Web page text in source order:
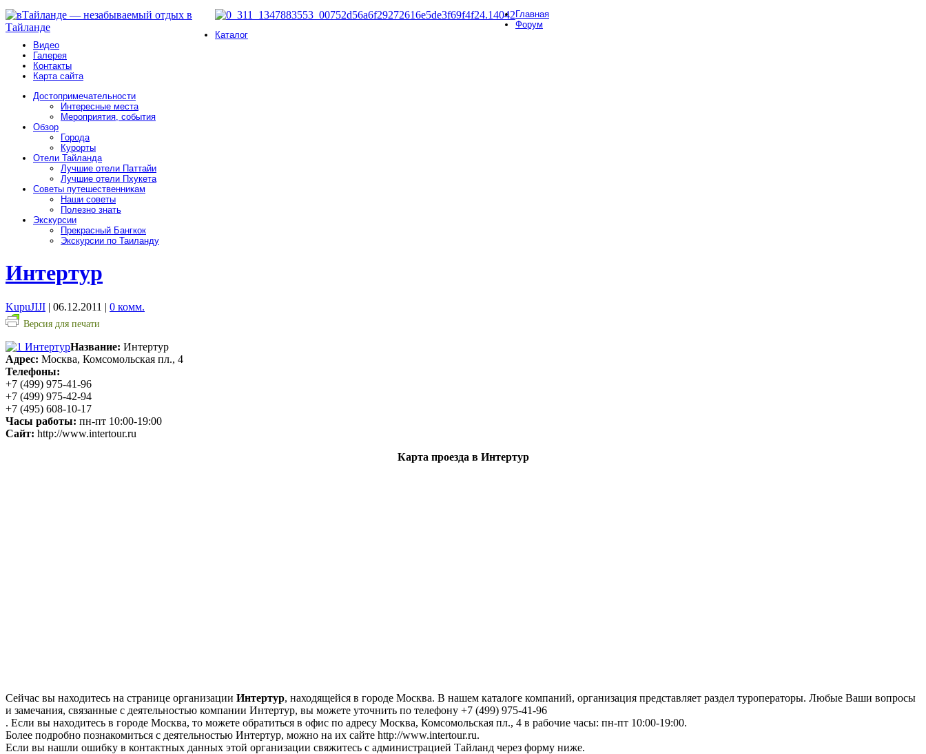
Главная
Форум
Каталог
Видео
Галерея
Контакты
Карта сайта
Достопримечательности
Интересные места
Мероприятия, события
Обзор
Города
Курорты
Отели Тайланда
Лучшие отели Паттайи
Лучшие отели Пхукета
Советы путешественникам
Наши советы
Полезно знать
Экскурсии
Прекрасный Бангкок
Экскурсии по Таиланду
Интертур
KupuJIJI | 06.12.2011 | 0 комм.
Версия для печати
Название: Интертур
Адрес: Москва, Комсомольская пл., 4
Телефоны:
+7 (499) 975-41-96
+7 (499) 975-42-94
+7 (495) 608-10-17
Часы работы: пн-пт 10:00-19:00
Сайт: http://www.intertour.ru
Карта проезда в Интертур
Сейчас вы находитесь на странице организации Интертур, находящейся в городе Москва. В нашем каталоге компаний, организация представляет раздел туроператоры. Любые Ваши вопросы
и замечания, связанные с деятельностью компании Интертур, вы можете уточнить по телефону +7 (499) 975-41-96
. Если вы находитесь в городе Москва, то можете обратиться в офис по адресу Москва, Комсомольская пл., 4 в рабочие часы: пн-пт 10:00-19:00.
Более подробно познакомиться с деятельностью Интертур, можно на их сайте http://www.intertour.ru.
Если вы нашли ошибку в контактных данных этой организации свяжитесь с администрацией Тайланд через форму ниже.